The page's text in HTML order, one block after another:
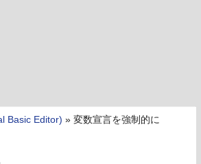
Basic Editor) » 変数宣言を強制的に